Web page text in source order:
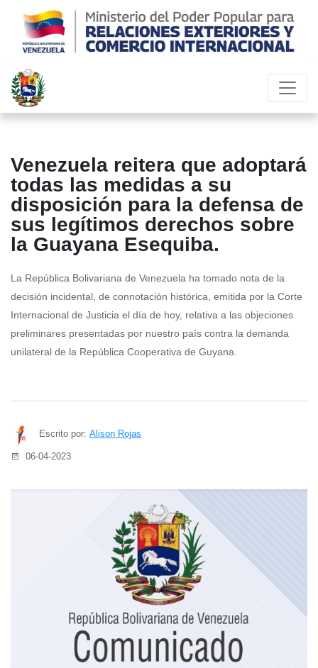
Venezuela reitera que adoptará
todas las medidas a su
disposición para la defensa de
sus legítimos derechos sobre
la Guayana Esequiba.
La República Bolivariana de Venezuela ha tomado nota de la
decisión incidental, de connotación histórica, emitida por la Corte
Internacional de Justicia el día de hoy, relativa a las objeciones
preliminares presentadas por nuestro país contra la demanda
unilateral de la República Cooperativa de Guyana.
Escrito por: Alison Rojas
06-04-2023